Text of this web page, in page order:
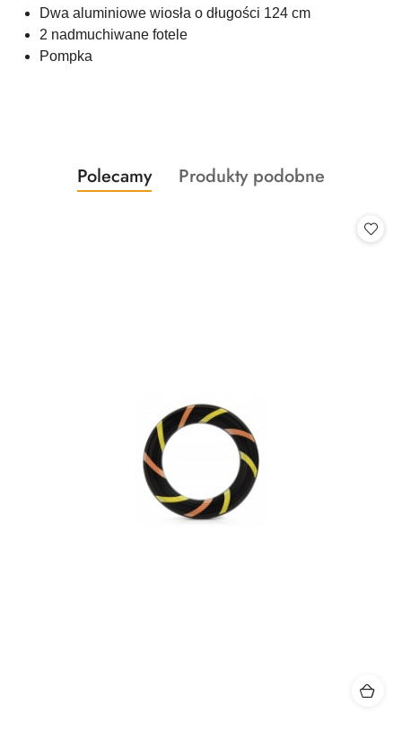
Dwa aluminiowe wiosła o długości 124 cm
2 nadmuchiwane fotele
Pompka
Pomiń karuzelę produktów
Produkty
o
Polecamy
Produkty
Produkty podobne